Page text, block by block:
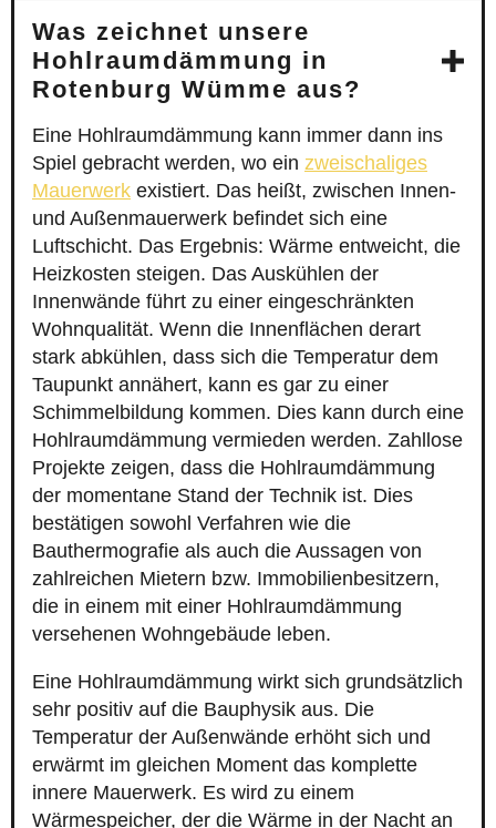
Was zeichnet unsere
Hohlraumdämmung in
Rotenburg Wümme aus?
Eine Hohlraumdämmung kann immer dann ins
Spiel gebracht werden, wo ein zweischaliges
Mauerwerk existiert. Das heißt, zwischen Innen-
und Außenmauerwerk befindet sich eine
Luftschicht. Das Ergebnis: Wärme entweicht, die
Heizkosten steigen. Das Auskühlen der
Innenwände führt zu einer eingeschränkten
Wohnqualität. Wenn die Innenflächen derart
stark abkühlen, dass sich die Temperatur dem
Taupunkt annähert, kann es gar zu einer
Schimmelbildung kommen. Dies kann durch eine
Hohlraumdämmung vermieden werden. Zahllose
Projekte zeigen, dass die Hohlraumdämmung
der momentane Stand der Technik ist. Dies
bestätigen sowohl Verfahren wie die
Bauthermografie als auch die Aussagen von
zahlreichen Mietern bzw. Immobilienbesitzern,
die in einem mit einer Hohlraumdämmung
versehenen Wohngebäude leben.
Eine Hohlraumdämmung wirkt sich grundsätzlich
sehr positiv auf die Bauphysik aus. Die
Temperatur der Außenwände erhöht sich und
erwärmt im gleichen Moment das komplette
innere Mauerwerk. Es wird zu einem
Wärmespeicher, der die Wärme in der Nacht an